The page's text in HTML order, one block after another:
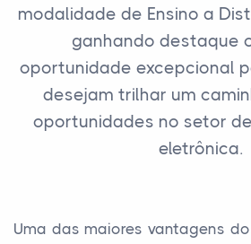
modalidade de Ensino a
ganhando destaque
oportunidade excepcional
desejam trilhar um
oportunidades no setor
eletrônica.
Uma das maiores vantagens